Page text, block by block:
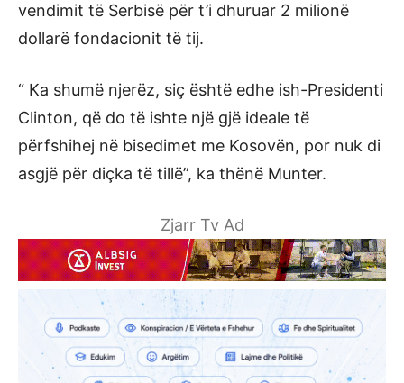
vendimit të Serbisë për t’i dhuruar 2 milionë
dollarë fondacionit të tij.
“ Ka shumë njerëz, siç është edhe ish-Presidenti
Clinton, që do të ishte një gjë ideale të
përfshihej në bisedimet me Kosovën, por nuk di
asgjë për diçka të tillë”, ka thënë Munter.
Zjarr Tv Ad